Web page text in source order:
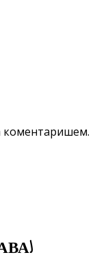
коментаришем.